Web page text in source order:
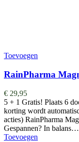
Toevoegen
RainPharma
€ 29,95
5 + 1 Gratis! Plaats 6
korting wordt
acties) RainPharma
Gespannen? In balans…
Toevoegen